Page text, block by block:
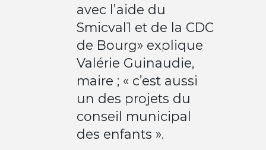
avec l’aide du
Smicval1 et de la CDC
de Bourg» explique
Valérie Guinaudie,
maire ; « c’est aussi
un des projets du
conseil municipal
des enfants ».